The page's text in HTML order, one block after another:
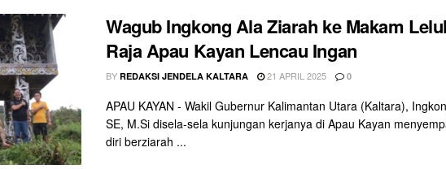
Wagub Ingkong Ala Ziarah ke Makam
Raja Apau Kayan Lencau Ingan
BY REDAKSI JENDELA KALTARA 21 APRIL 2025 0
APAU KAYAN - Wakil Gubernur Kalimantan Utara (Kaltara),
SE, M.Si disela-sela kunjungan kerjanya di Apau Kayan
diri berziarah ...